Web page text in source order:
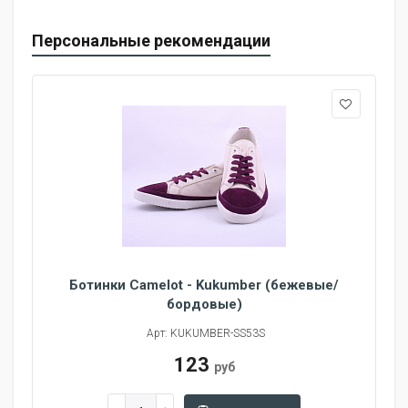
Персональные рекомендации
Ботинки Camelot - Kukumber (бежевые/
бордовые)
Арт: KUKUMBER-SS53S
123 руб